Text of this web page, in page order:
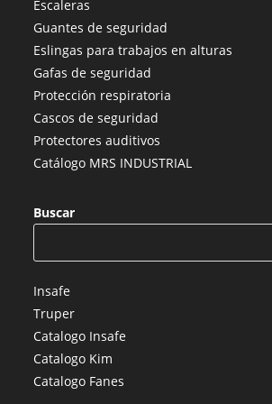
una
nueva
pestaña
una
nueva
pestaña
una
nueva
pestaña
nueva
Escaleras
Guantes de seguridad
Eslingas para trabajos en alturas
Gafas de seguridad
Protección respiratoria
Cascos de seguridad
Protectores auditivos
Catálogo MRS INDUSTRIAL
Buscar
Insafe
Truper
Catalogo Insafe
Catalogo Kim
Catalogo Fanes